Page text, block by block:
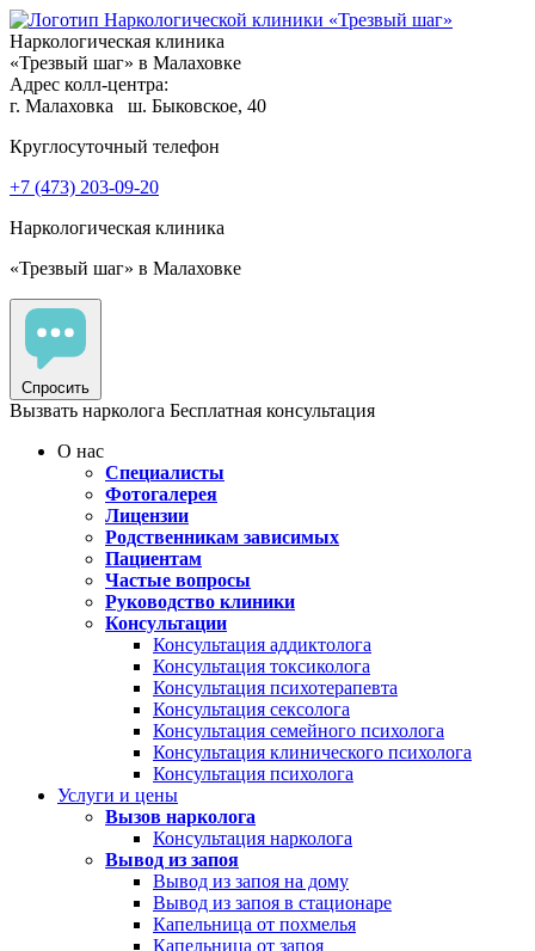
Наркологическая клиника
«Трезвый шаг» в Малаховке
Адрес колл-центра:
г. Малаховка
ш. Быковское, 40
Круглосуточный телефон
+7 (473) 203-09-20
Наркологическая клиника
«Трезвый шаг» в Малаховке
Спросить
Вызвать нарколога Бесплатная консультация
О нас
Специалисты
Фотогалерея
Лицензии
Родственникам зависимых
Пациентам
Частые вопросы
Руководство клиники
Консультации
Консультация аддиктолога
Консультация токсиколога
Консультация психотерапевта
Консультация сексолога
Консультация семейного психолога
Консультация клинического психолога
Консультация психолога
Услуги и цены
Вызов нарколога
Консультация нарколога
Вывод из запоя
Вывод из запоя на дому
Вывод из запоя в стационаре
Капельница от похмелья
Капельница от запоя